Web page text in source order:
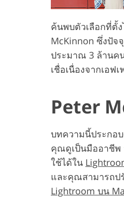
ค้นพบตัวเลือกที่ตั้
McKinnon ซึ่งปัจ
ประมาณ 3 ล้านค
เชื่อเนื่องจากเอ
Peter
บทความนี้ประกอ
คุณดูเป็นมืออาชีพ
ใช้ได้ใน
และคุณสามารถป
Lightroom บน